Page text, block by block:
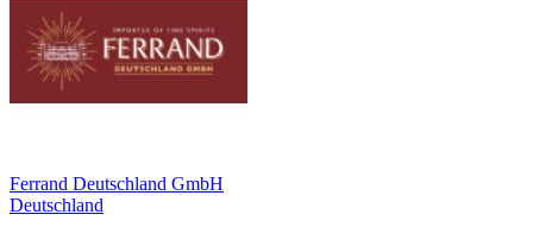
Ferrand Deutschland GmbH
Deutschland